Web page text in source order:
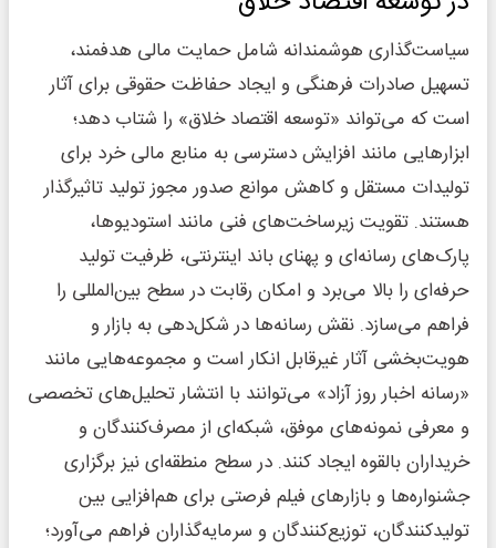
سیاست‌گذاری هوشمندانه شامل حمایت مالی هدفمند،
تسهیل صادرات فرهنگی و ایجاد حفاظت حقوقی برای آثار
است که می‌تواند «توسعه اقتصاد خلاق» را شتاب دهد؛
ابزارهایی مانند افزایش دسترسی به منابع مالی خرد برای
تولیدات مستقل و کاهش موانع صدور مجوز تولید تاثیرگذار
هستند. تقویت زیرساخت‌های فنی مانند استودیوها،
پارک‌های رسانه‌ای و پهنای باند اینترنتی، ظرفیت تولید
حرفه‌ای را بالا می‌برد و امکان رقابت در سطح بین‌المللی را
فراهم می‌سازد. نقش رسانه‌ها در شکل‌دهی به بازار و
هویت‌بخشی آثار غیرقابل انکار است و مجموعه‌هایی مانند
«رسانه اخبار روز آزاد» می‌توانند با انتشار تحلیل‌های تخصصی
و معرفی نمونه‌های موفق، شبکه‌ای از مصرف‌کنندگان و
خریداران بالقوه ایجاد کنند. در سطح منطقه‌ای نیز برگزاری
جشنواره‌ها و بازارهای فیلم فرصتی برای هم‌افزایی بین
تولیدکنندگان، توزیع‌کنندگان و سرمایه‌گذاران فراهم می‌آورد؛